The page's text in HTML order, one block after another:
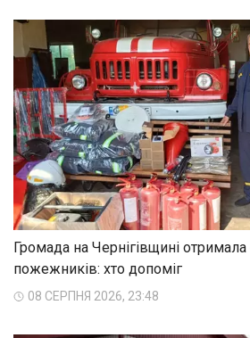
Громада на Чернігівщині
пожежників: хто допоміг
08 СЕРПНЯ 2026, 23:48